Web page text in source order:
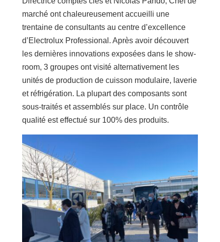
marché ont chaleureusement accueilli une
trentaine de consultants au centre d’excellence
d’Electrolux Professional. Après avoir découvert
les dernières innovations exposées dans le show-
room, 3 groupes ont visité alternativement les
unités de production de cuisson modulaire, laverie
et réfrigération. La plupart des composants sont
sous-traités et assemblés sur place. Un contrôle
qualité est effectué sur 100% des produits.